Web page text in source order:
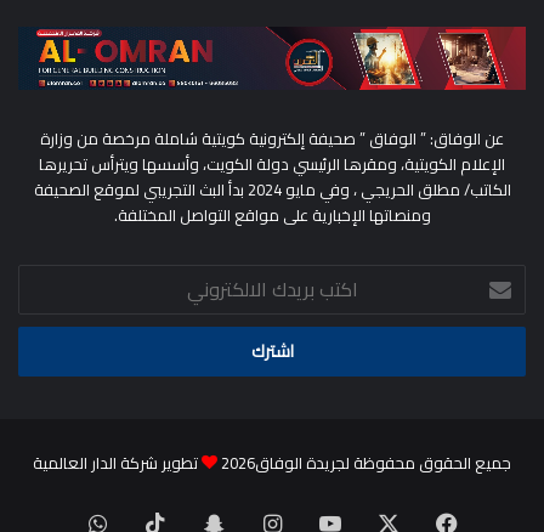
عن الوفاق: ” الوفاق ” صحيفة إلكترونية كويتية شاملة مرخصة من وزارة
الإعلام الكويتية، ومقرها الرئيسي دولة الكويت، وأسسها ويترأس تحريرها
الكاتب/ مطلق الحريجي ، وفي مايو 2024 بدأ البث التجريبي لموقع الصحيفة
ومنصاتها الإخبارية على مواقع التواصل المختلفة.
اكتب
بريدك
الالكتروني
جميع الحقوق محفوظة لجريدة الوفاق2026 تطوير شركة الدار العالمية
فيسبوك ‫YouTube انستقرام سناب ‫TikTok